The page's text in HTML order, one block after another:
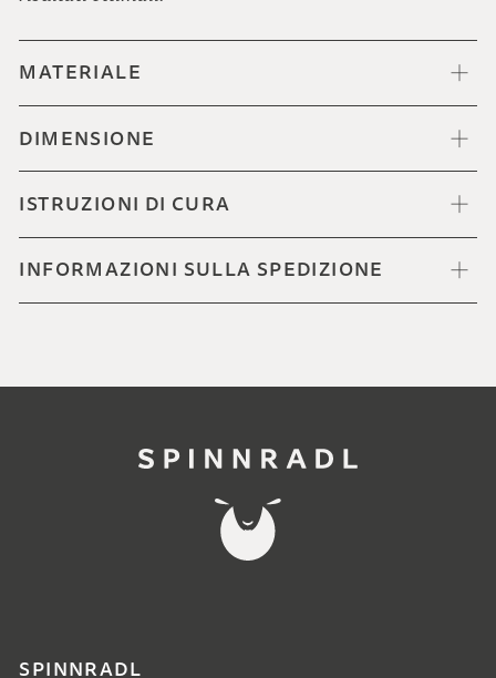
MATERIALE
DIMENSIONE
ISTRUZIONI DI CURA
INFORMAZIONI SULLA SPEDIZIONE
SPINNRADL